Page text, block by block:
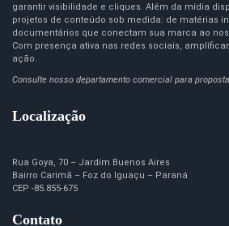
garantir visibilidade e cliques. Além da mídia
projetos de conteúdo sob medida: de matérias
documentários que conectam sua marca ao
Com presença ativa nas redes sociais,
ação.
Consulte nosso departamento comercial para
Localização
Rua Goya, 70 – Jardim Buenos Aires
Bairro Carimã – Foz do Iguaçu – Paraná
CEP -85.855-675
Contato